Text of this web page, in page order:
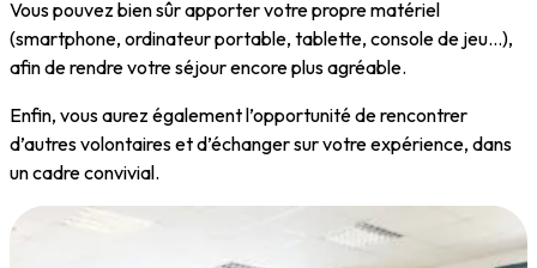
Vous pouvez bien sûr apporter votre propre matériel
(smartphone, ordinateur portable, tablette, console de jeu…),
afin de rendre votre séjour encore plus agréable.
Enfin, vous aurez également l’opportunité de rencontrer
d’autres volontaires et d’échanger sur votre expérience, dans
un cadre convivial.